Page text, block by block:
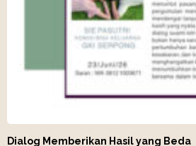
Dialog Memberikan Hasil yang Beda